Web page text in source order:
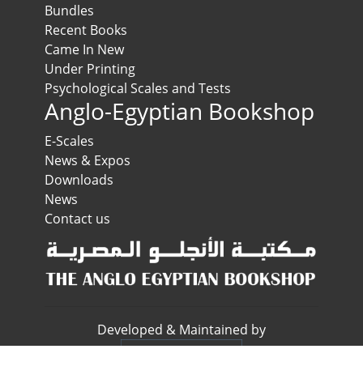
Bundles
Recent Books
Came In New
Under Printing
Psychological Scales and Tests
Anglo-Egyptian Bookshop
E-Scales
News & Expos
Downloads
News
Contact us
Developed & Maintained by